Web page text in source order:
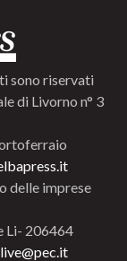
sono riservati
di Livorno n° 3
delle imprese
Li- 206464